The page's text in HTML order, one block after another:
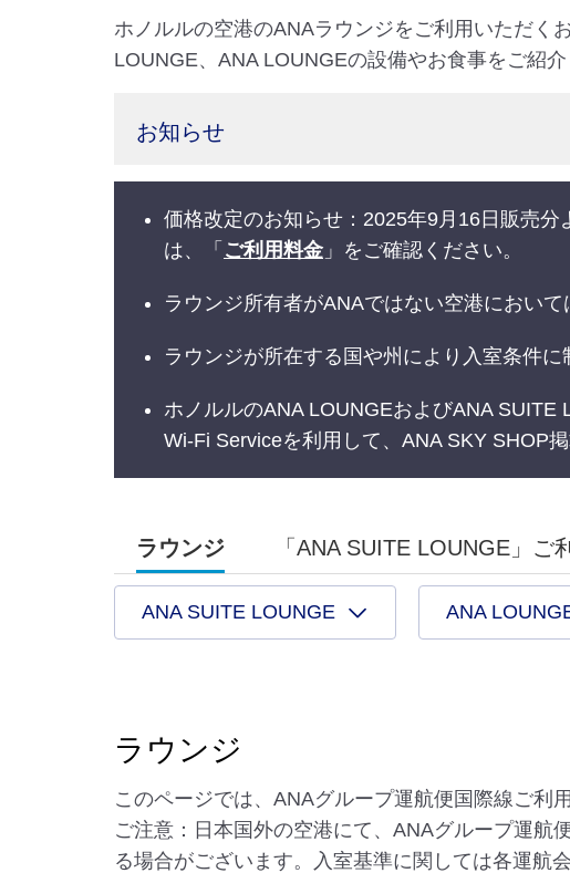
ホノルルの空港のANAラウンジをご利用いただく
LOUNGE、ANA LOUNGEの設備やお食事をご紹介
お知らせ
価格改定のお知らせ：2025年9月16日販売
は、「 ご利用料金 」をご確認ください。
ラウンジ所有者がANAではない空港におい
ラウンジが所在する国や州により入室条件に
ホノルルのANA LOUNGEおよびANA
Wi-Fi Serviceを利用して、ANA SKY SHOP
ラウンジ 「ANA SUITE LOUNGE」ご
ANA SUITE LOUNGE ANA
ラウンジ
このページでは、ANAグループ運航便国際線ご利
ご注意：日本国外の空港にて、ANAグループ運航
る場合がございます。入室基準に関しては各運航